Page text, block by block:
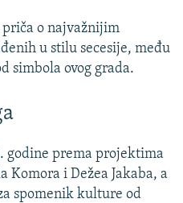
priča o najvažnijim
u stilu secesije, među
simbola ovog grada.
godine prema projektima
i Dežea Jakaba, a
spomenik kulture od